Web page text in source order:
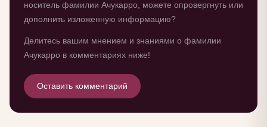
носитель фамилии Ачукарро, можете опровергнуть или
дополнить изложенную информацию?
Делитесь вашим мнением и знаниями о фамилии
Ачукарро в комментариях ниже!
Оставить комментарий